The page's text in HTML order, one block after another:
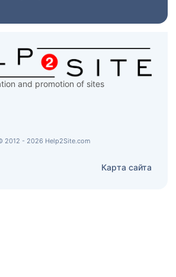
and promotion of sites
2012 - 2026 Help2Site.com
Карта сайта